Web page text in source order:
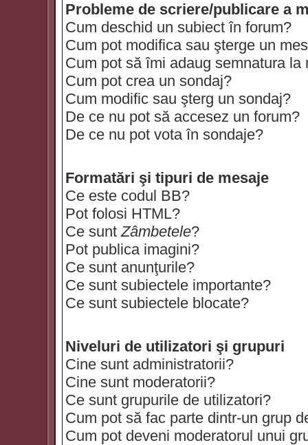
Probleme de scriere/publicare a
Cum deschid un subiect în forum?
Cum pot modifica sau şterge un
Cum pot să îmi adaug semnatura la
Cum pot crea un sondaj?
Cum modific sau şterg un sondaj?
De ce nu pot să accesez un forum?
De ce nu pot vota în sondaje?
Formatări şi tipuri de mesaje
Ce este codul BB?
Pot folosi HTML?
Ce suntZâmbetele?
Pot publica imagini?
Ce sunt anunţurile?
Ce sunt subiectele importante?
Ce sunt subiectele blocate?
Niveluri de utilizatori şi grupuri
Cine sunt administratorii?
Cine sunt moderatorii?
Ce sunt grupurile de utilizatori?
Cum pot să fac parte dintr-un grup
Cum pot deveni moderatorul unui